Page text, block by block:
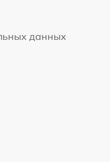
данных